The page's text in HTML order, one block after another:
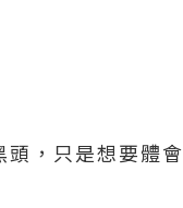
，只是想要體會